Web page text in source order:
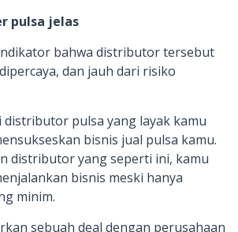
pulsa jelas
bahwa distributor tersebut
dan jauh dari risiko
pulsa yang layak kamu
bisnis jual pulsa kamu.
distributor yang seperti ini, kamu
bisnis meski hanya
minim.
sebuah deal dengan perusahaan